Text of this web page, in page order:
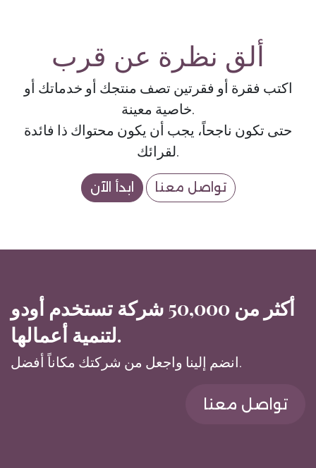
ألق نظرة عن قرب
اكتب فقرة أو فقرتين تصف منتجك أو خدماتك أو
خاصية معينة.
حتى تكون ناجحاً، يجب أن يكون محتواك ذا فائدة
لقرائك.
ابدأ الآن تواصل معنا
أكثر من 50,000 شركة تستخدم أودو
لتنمية أعمالها.
انضم إلينا واجعل من شركتك مكاناً أفضل.
تواصل معنا